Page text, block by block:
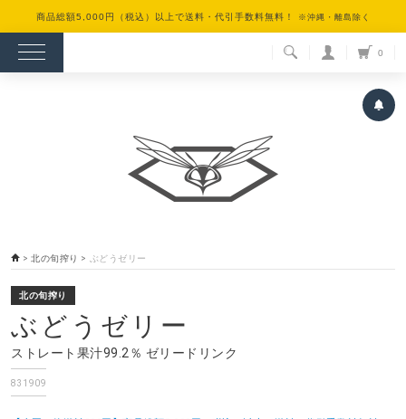
商品総額5,000円（税込）以上で送料・代引手数料無料！ ※沖縄・離島除く
0
> 北の旬搾り > ぶどうゼリー
北の旬搾り
ぶどうゼリー
ストレート果汁99.2％ ゼリードリンク
831909